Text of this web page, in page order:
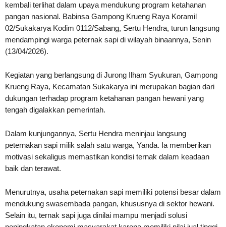
kembali terlihat dalam upaya mendukung program ketahanan
pangan nasional. Babinsa Gampong Krueng Raya Koramil
02/Sukakarya Kodim 0112/Sabang, Sertu Hendra, turun langsung
mendampingi warga peternak sapi di wilayah binaannya, Senin
(13/04/2026).
Kegiatan yang berlangsung di Jurong Ilham Syukuran, Gampong
Krueng Raya, Kecamatan Sukakarya ini merupakan bagian dari
dukungan terhadap program ketahanan pangan hewani yang
tengah digalakkan pemerintah.
Dalam kunjungannya, Sertu Hendra meninjau langsung
peternakan sapi milik salah satu warga, Yanda. Ia memberikan
motivasi sekaligus memastikan kondisi ternak dalam keadaan
baik dan terawat.
Menurutnya, usaha peternakan sapi memiliki potensi besar dalam
mendukung swasembada pangan, khususnya di sektor hewani.
Selain itu, ternak sapi juga dinilai mampu menjadi solusi